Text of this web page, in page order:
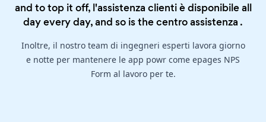
and to top it off, l'assistenza clienti è disponibile all
day every day, and so is thecentro assistenza .
Inoltre, il nostro team di ingegneri esperti lavora giorno
e notte per mantenere le app powr come epages NPS
Form al lavoro per te.